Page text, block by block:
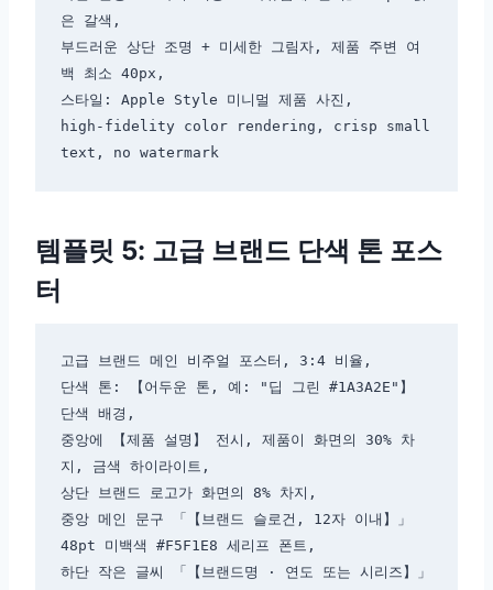
은 갈색,
부드러운 상단 조명 + 미세한 그림자, 제품 주변 여
백 최소 40px,
스타일: Apple Style 미니멀 제품 사진,
high-fidelity color rendering, crisp small
템플릿 5: 고급 브랜드 단색 톤 포스
터
고급 브랜드 메인 비주얼 포스터, 3:4 비율,
단색 톤: 【어두운 톤, 예: "딥 그린 #1A3A2E"】
단색 배경,
중앙에 【제품 설명】 전시, 제품이 화면의 30% 차
지, 금색 하이라이트,
상단 브랜드 로고가 화면의 8% 차지,
중앙 메인 문구 「【브랜드 슬로건, 12자 이내】」
48pt 미백색 #F5F1E8 세리프 폰트,
하단 작은 글씨 「【브랜드명 · 연도 또는 시리즈】」